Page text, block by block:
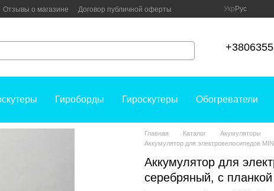
Отзывы о магазине Договор публичной оферты Укр Рус
Гироборды Гироскутеры Обогреватели
Главная Каталог Акумуляторы
Аккумулятор для электровелосипедов
Аккумулятор для
серебряный, с